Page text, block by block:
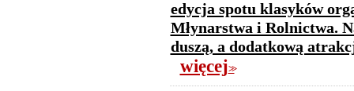
edycja spotu klasyków
Młynarstwa i Rolnictwa.
duszą, a dodatkową
więcej>>